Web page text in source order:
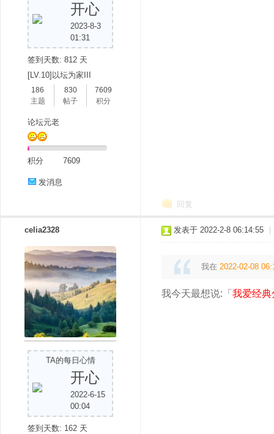
开心
2023-8-3
01:31
签到天数: 812 天
[LV.10]以坛为家III
186
主题
830
帖子
7609
积分
论坛元老
积分 7609
发消息
回复
celia2328
TA的每日心情
开心
2022-6-15
00:04
签到天数: 162 天
发表于 2022-2-8 06:14:55
我在 2022-02-08
我今天最想说:「 我爱经典